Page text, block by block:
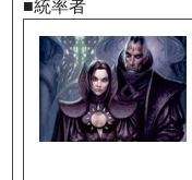
■統率者